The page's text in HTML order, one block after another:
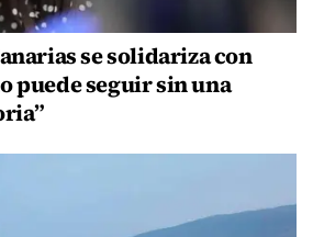
se solidariza con
puede seguir sin una